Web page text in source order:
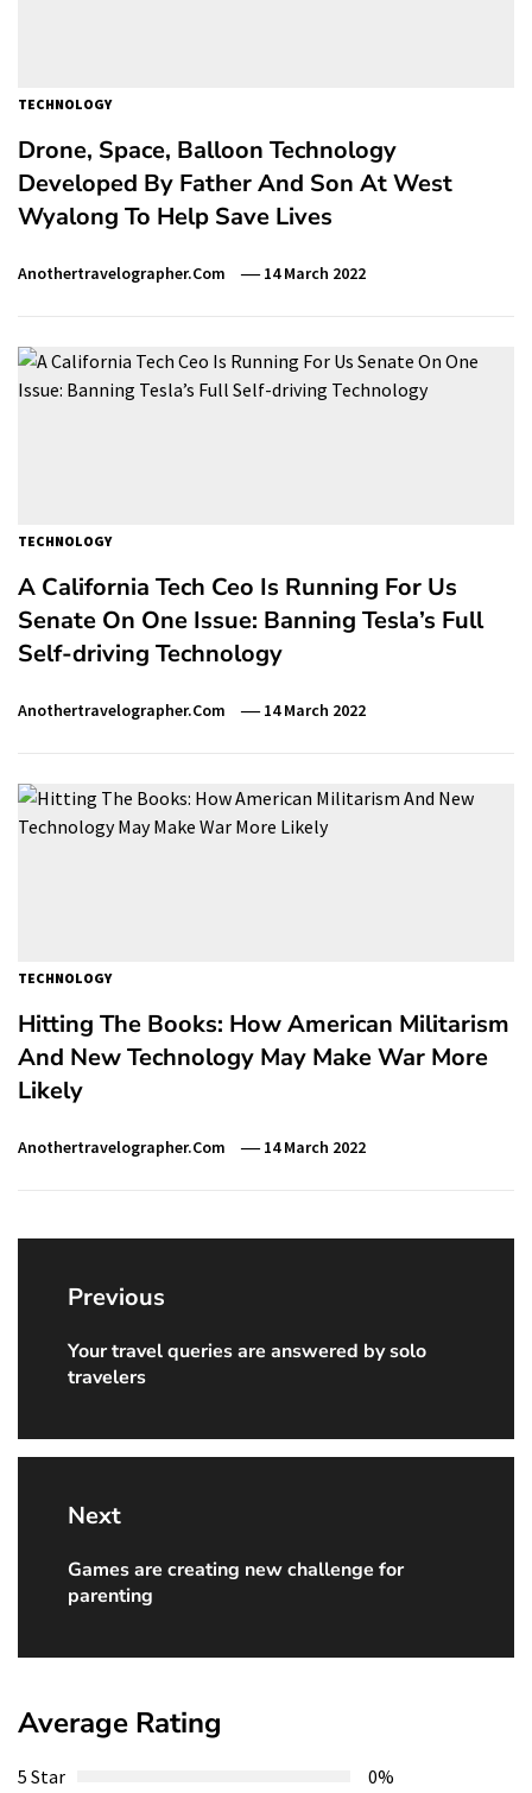
TECHNOLOGY
Drone, Space, Balloon Technology
Developed By Father And Son At West
Wyalong To Help Save Lives
Anothertravelographer.com 14 March 2022
TECHNOLOGY
A California Tech Ceo Is Running For Us
Senate On One Issue: Banning Tesla’s Full
Self-driving Technology
Anothertravelographer.com 14 March 2022
TECHNOLOGY
Hitting The Books: How American Militarism
And New Technology May Make War More
Likely
Anothertravelographer.com 14 March 2022
Post
navigation
Previous
Previous
post:
Your travel queries are answered by solo
travelers
Next
Next
post:
Games are creating new challenge for
parenting
Average Rating
5 Star
0%